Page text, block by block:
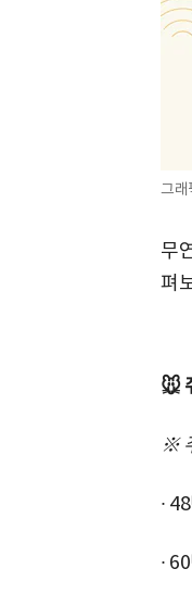
그래
무
펴
🐭
※
∙
∙